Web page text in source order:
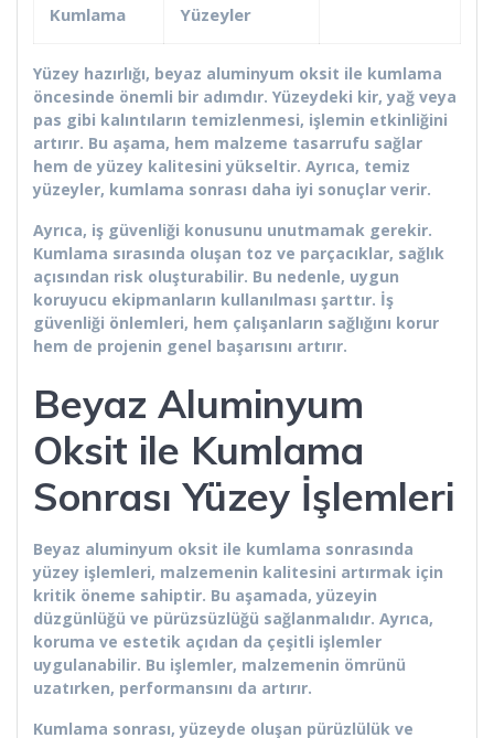
Kumlama
Yüzeyler
Yüzey hazırlığı, beyaz aluminyum oksit ile kumlama
öncesinde önemli bir adımdır. Yüzeydeki kir, yağ veya
pas gibi kalıntıların temizlenmesi, işlemin etkinliğini
artırır. Bu aşama, hem malzeme tasarrufu sağlar
hem de yüzey kalitesini yükseltir. Ayrıca, temiz
yüzeyler, kumlama sonrası daha iyi sonuçlar verir.
Ayrıca, iş güvenliği konusunu unutmamak gerekir.
Kumlama sırasında oluşan toz ve parçacıklar, sağlık
açısından risk oluşturabilir. Bu nedenle, uygun
koruyucu ekipmanların kullanılması şarttır. İş
güvenliği önlemleri, hem çalışanların sağlığını korur
hem de projenin genel başarısını artırır.
Beyaz Aluminyum
Oksit ile Kumlama
Sonrası Yüzey İşlemleri
Beyaz aluminyum oksit ile kumlama sonrasında
yüzey işlemleri, malzemenin kalitesini artırmak için
kritik öneme sahiptir. Bu aşamada, yüzeyin
düzgünlüğü ve pürüzsüzlüğü sağlanmalıdır. Ayrıca,
koruma ve estetik açıdan da çeşitli işlemler
uygulanabilir. Bu işlemler, malzemenin ömrünü
uzatırken, performansını da artırır.
Kumlama sonrası, yüzeyde oluşan pürüzlülük ve